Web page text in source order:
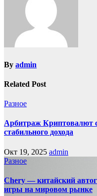
By admin
Related Post
Разное
Арбитраж Криптовалют
стабильного дохода
Окт 19, 2025 admin
Разное
Chery — китайский
игры на мировом рынке